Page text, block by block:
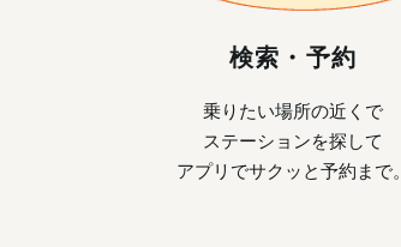
検索・予約
乗りたい場所の近くで
ステーションを探して
アプリでサクッと予約まで。